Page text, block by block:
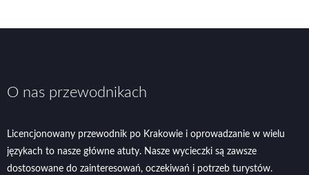
O nas przewodnikach
Licencjonowany przewodnik po Krakowie i oprowadzanie w wielu
językach to nasze główne atuty. Nasze wycieczki są zawsze
dostosowane do zainteresowań, oczekiwań i potrzeb turystów.